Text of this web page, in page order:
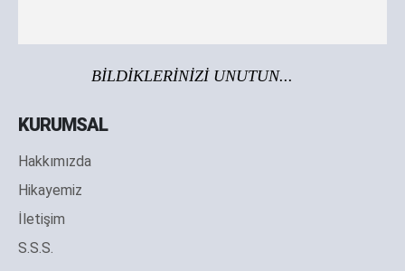
BİLDİKLERİNİZİ UNUTUN...
KURUMSAL
Hakkımızda
Hikayemiz
İletişim
S.S.S.